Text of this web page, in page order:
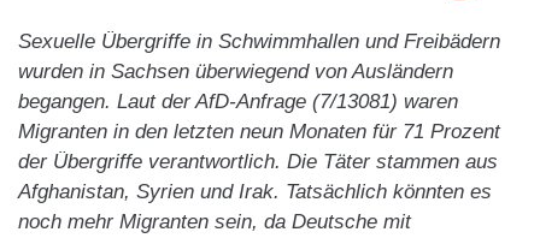
Sexuelle Übergriffe in Schwimmhallen und Freibädern
wurden in Sachsen überwiegend von Ausländern
begangen. Laut der AfD-Anfrage (7/13081) waren
Migranten in den letzten neun Monaten für 71 Prozent
der Übergriffe verantwortlich. Die Täter stammen aus
Afghanistan, Syrien und Irak. Tatsächlich könnten es
noch mehr Migranten sein, da Deutsche mit